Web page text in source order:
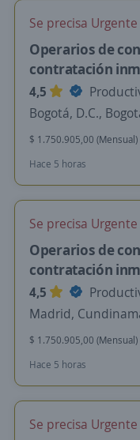
Se precisa Urgente
Operarios de
contratación
4,5
Bogotá, D.C.,
$ 1.750.905,00 (Mensual)
Hace 5 horas
Se precisa Urgente
Operarios de
contratación
4,5
Madrid,
$ 1.750.905,00 (Mensual)
Hace 5 horas
Se precisa Urgente